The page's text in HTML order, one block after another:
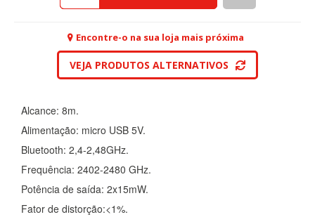
Encontre-o na sua loja mais próxima
VEJA PRODUTOS ALTERNATIVOS
Alcance: 8m.
Alimentação: micro USB 5V.
Bluetooth: 2,4-2,48GHz.
Frequência: 2402-2480 GHz.
Potência de saída: 2x15mW.
Fator de distorção:<1%.